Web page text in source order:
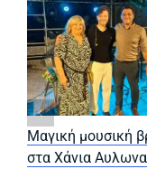
Μαγική μουσική
στα Χάνια